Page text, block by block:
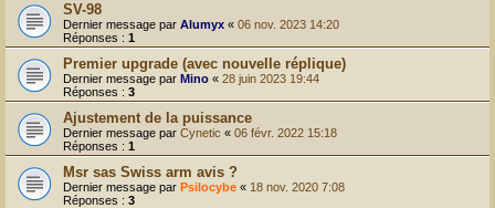
SV-98
Dernier message par Alumyx « 06 nov. 2023 14:20
Réponses : 1
Premier upgrade (avec nouvelle réplique)
Dernier message par Mino « 28 juin 2023 19:44
Réponses : 3
Ajustement de la puissance
Dernier message par Cynetic « 06 févr. 2022 15:18
Réponses : 1
Msr sas Swiss arm avis ?
Dernier message par Psilocybe « 18 nov. 2020 7:08
Réponses : 3